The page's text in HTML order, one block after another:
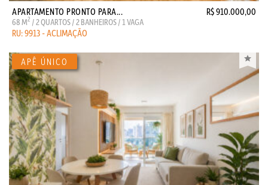
APARTAMENTO PRONTO PARA... R$ 910.000,00
68 M2 / 2 QUARTOS / 2 BANHEIROS / 1 VAGA
RU: 9913 - ACLIMAÇÃO